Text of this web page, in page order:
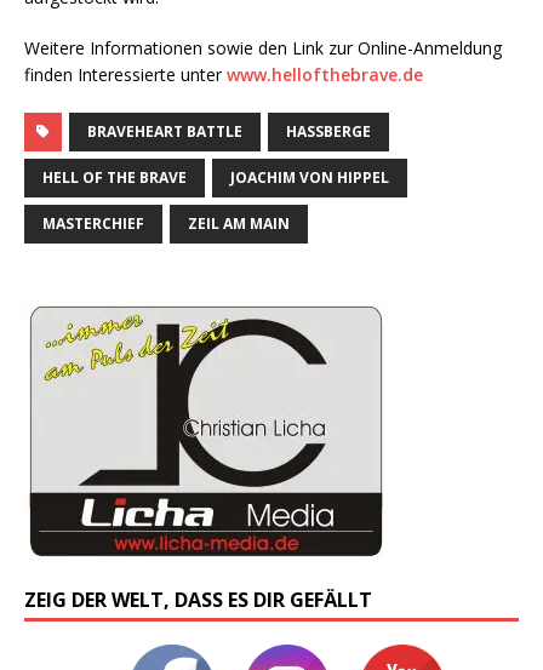
Weitere Informationen sowie den Link zur Online-Anmeldung
finden Interessierte unterwww.hellofthebrave.de
BRAVEHEART BATTLE HASSBERGE
HELL OF THE BRAVE JOACHIM VON HIPPEL
MASTERCHIEF ZEIL AM MAIN
ZEIG DER WELT, DASS ES DIR GEFÄLLT